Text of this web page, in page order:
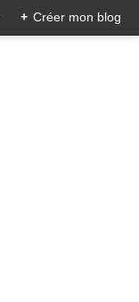
+ Créer mon blog